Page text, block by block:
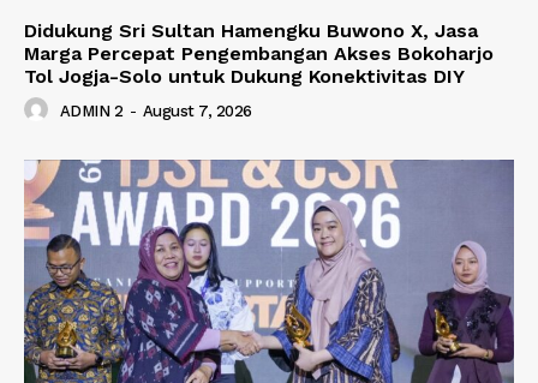
Didukung Sri Sultan Hamengku Buwono X, Jasa
Marga Percepat Pengembangan Akses Bokoharjo
Tol Jogja-Solo untuk Dukung Konektivitas DIY
ADMIN 2 - August 7, 2026